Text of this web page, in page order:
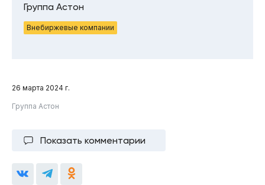
Группа Астон
Внебиржевые компании
26 марта 2024 г.
Группа Астон
Показать комментарии